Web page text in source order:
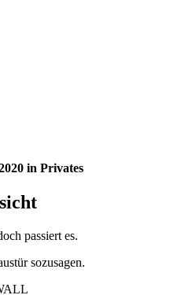
in Privates
passiert es.
sozusagen.